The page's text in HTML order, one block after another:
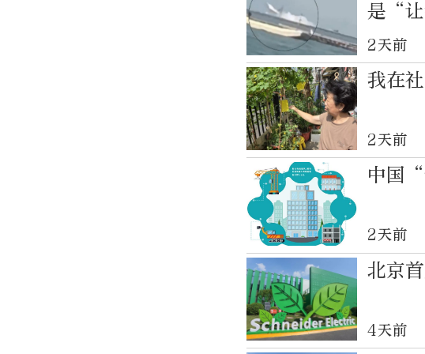
是“让
2天前
我在
2天前
中国“
2天前
北京
4天前